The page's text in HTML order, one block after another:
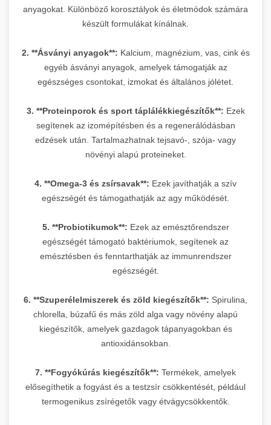
anyagokat. Különböző korosztályok és életmódok számára
készült formulákat kínálnak.
2. **Ásványi anyagok**: Kalcium, magnézium, vas, cink és
egyéb ásványi anyagok, amelyek támogatják az
egészséges csontokat, izmokat és általános jólétet.
3. **Proteinporok és sport táplálékkiegészítők**: Ezek
segítenek az izomépítésben és a regenerálódásban
edzések után. Tartalmazhatnak tejsavó-, szója- vagy
növényi alapú proteineket.
4. **Omega-3 és zsírsavak**: Ezek javíthatják a szív
egészségét és támogathatják az agy működését.
5. **Probiotikumok**: Ezek az emésztőrendszer
egészségét támogató baktériumok, segítenek az
emésztésben és fenntarthatják az immunrendszer
egészségét.
6. **Szuperélelmiszerek és zöld kiegészítők**: Spirulina,
chlorella, búzafű és más zöld alga vagy növény alapú
kiegészítők, amelyek gazdagok tápanyagokban és
antioxidánsokban.
7. **Fogyókúrás kiegészítők**: Termékek, amelyek
elősegíthetik a fogyást és a testzsír csökkentését, például
termogenikus zsírégetők vagy étvágycsökkentők.